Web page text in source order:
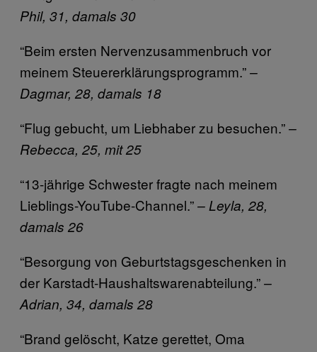
Phil, 31, damals 30
“Beim ersten Nervenzusammenbruch vor
meinem Steuererklärungsprogramm.”–
Dagmar, 28, damals 18
“Flug gebucht, um Liebhaber zu besuchen.”–
Rebecca, 25, mit 25
“13-jährige Schwester fragte nach meinem
Lieblings-YouTube-Channel.”– Leyla, 28,
damals 26
“Besorgung von Geburtstagsgeschenken in
der Karstadt-Haushaltswarenabteilung.”–
Adrian, 34, damals 28
“Brand gelöscht, Katze gerettet, Oma